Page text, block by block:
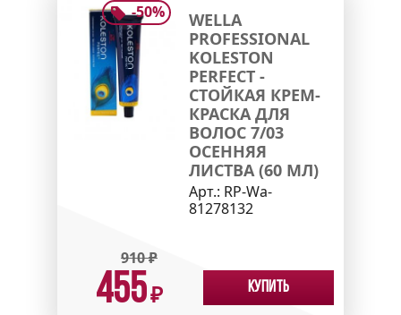
-50%
WELLA
PROFESSIONAL
KOLESTON
PERFECT -
СТОЙКАЯ КРЕМ-
КРАСКА ДЛЯ
ВОЛОС 7/03
ОСЕННЯЯ
ЛИСТВА (60 МЛ)
Арт.: RP-Wa-
81278132
910₽
455₽ Купить